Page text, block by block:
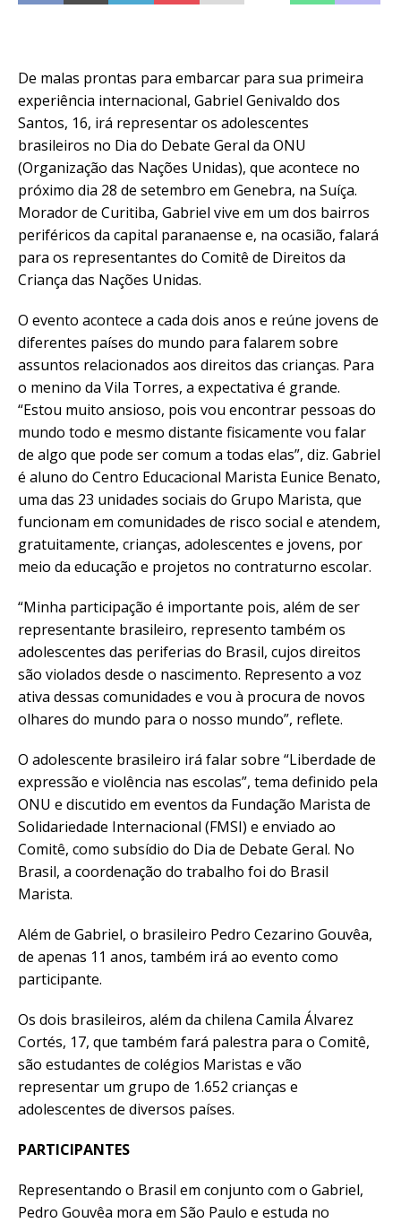
De malas prontas para embarcar para sua primeira
experiência internacional, Gabriel Genivaldo dos
Santos, 16, irá representar os adolescentes
brasileiros no Dia do Debate Geral da ONU
(Organização das Nações Unidas), que acontece no
próximo dia 28 de setembro em Genebra, na Suíça.
Morador de Curitiba, Gabriel vive em um dos bairros
periféricos da capital paranaense e, na ocasião, falará
para os representantes do Comitê de Direitos da
Criança das Nações Unidas.
O evento acontece a cada dois anos e reúne jovens de
diferentes países do mundo para falarem sobre
assuntos relacionados aos direitos das crianças. Para
o menino da Vila Torres, a expectativa é grande.
“Estou muito ansioso, pois vou encontrar pessoas do
mundo todo e mesmo distante fisicamente vou falar
de algo que pode ser comum a todas elas”, diz. Gabriel
é aluno do Centro Educacional Marista Eunice Benato,
uma das 23 unidades sociais do Grupo Marista, que
funcionam em comunidades de risco social e atendem,
gratuitamente, crianças, adolescentes e jovens, por
meio da educação e projetos no contraturno escolar.
“Minha participação é importante pois, além de ser
representante brasileiro, represento também os
adolescentes das periferias do Brasil, cujos direitos
são violados desde o nascimento. Represento a voz
ativa dessas comunidades e vou à procura de novos
olhares do mundo para o nosso mundo”, reflete.
O adolescente brasileiro irá falar sobre “Liberdade de
expressão e violência nas escolas”, tema definido pela
ONU e discutido em eventos da Fundação Marista de
Solidariedade Internacional (FMSI) e enviado ao
Comitê, como subsídio do Dia de Debate Geral. No
Brasil, a coordenação do trabalho foi do Brasil
Marista.
Além de Gabriel, o brasileiro Pedro Cezarino Gouvêa,
de apenas 11 anos, também irá ao evento como
participante.
Os dois brasileiros, além da chilena Camila Álvarez
Cortés, 17, que também fará palestra para o Comitê,
são estudantes de colégios Maristas e vão
representar um grupo de 1.652 crianças e
adolescentes de diversos países.
PARTICIPANTES
Representando o Brasil em conjunto com o Gabriel,
Pedro Gouvêa mora em São Paulo e estuda no